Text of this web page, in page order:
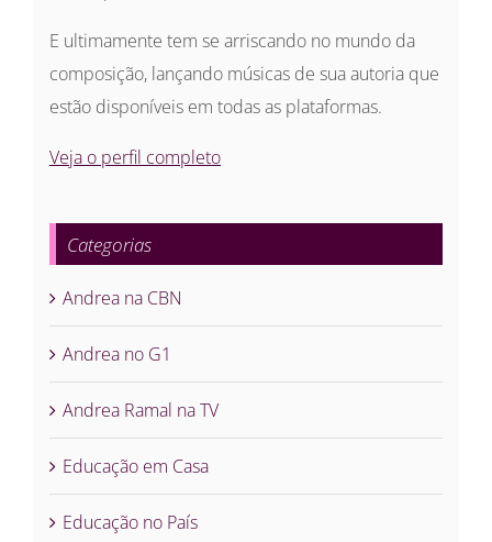
E ultimamente tem se arriscando no mundo da
composição, lançando músicas de sua autoria que
estão disponíveis em todas as plataformas.
Veja o perfil completo
Categorias
Andrea na CBN
Andrea no G1
Andrea Ramal na TV
Educação em Casa
Educação no País